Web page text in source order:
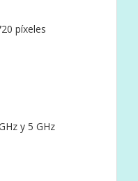
píxeles
y 5 GHz